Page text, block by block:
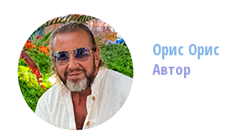
Орис Орис
Автор